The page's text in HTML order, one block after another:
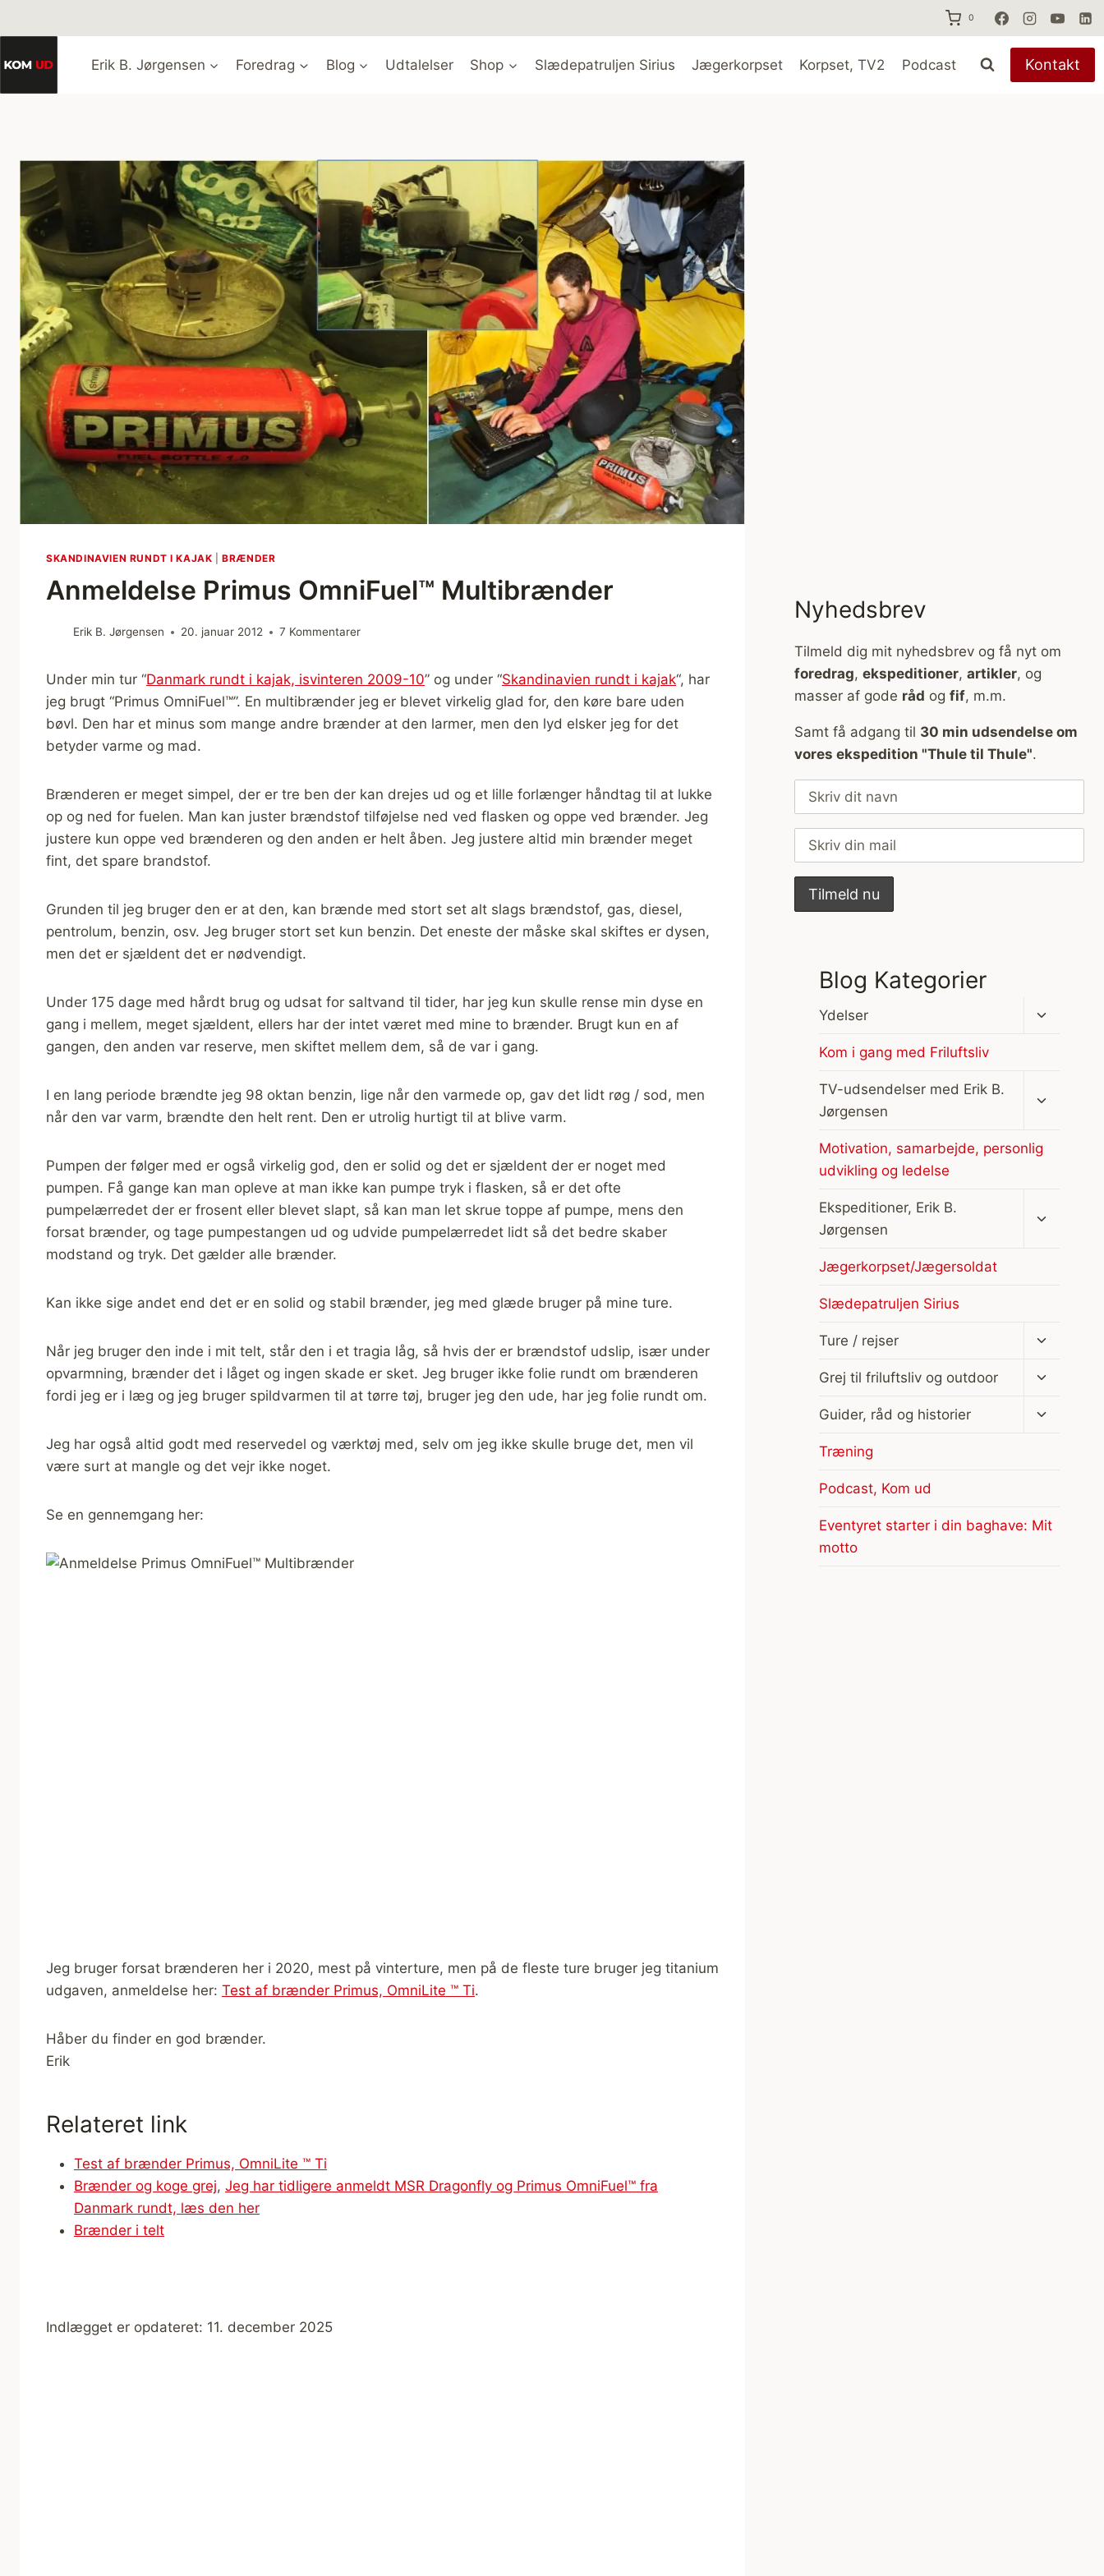
til
0
Erik B. Jørgensen Foredrag Blog Udtalelser Shop Slædepatruljen Sirius Jægerkorpset Korpset, TV2 Podcast Kontakt
SKANDINAVIEN RUNDT I KAJAK |BRÆNDER
Anmeldelse Primus OmniFuel™ Multibrænder
Erik B. Jørgensen 20. januar 2012 7 Kommentarer
Under min tur “Danmark rundt i kajak, isvinteren 2009-10” og under “Skandinavien rundt i kajak“, har
jeg brugt “Primus OmniFuel™”. En multibrænder jeg er blevet virkelig glad for, den køre bare uden
bøvl. Den har et minus som mange andre brænder at den larmer, men den lyd elsker jeg for det
betyder varme og mad.
Brænderen er meget simpel, der er tre ben der kan drejes ud og et lille forlænger håndtag til at lukke
op og ned for fuelen. Man kan juster brændstof tilføjelse ned ved flasken og oppe ved brænder. Jeg
justere kun oppe ved brænderen og den anden er helt åben. Jeg justere altid min brænder meget
fint, det spare brandstof.
Grunden til jeg bruger den er at den, kan brænde med stort set alt slags brændstof, gas, diesel,
pentrolum, benzin, osv. Jeg bruger stort set kun benzin. Det eneste der måske skal skiftes er dysen,
men det er sjældent det er nødvendigt.
Under 175 dage med hårdt brug og udsat for saltvand til tider, har jeg kun skulle rense min dyse en
gang i mellem, meget sjældent, ellers har der intet været med mine to brænder. Brugt kun en af
gangen, den anden var reserve, men skiftet mellem dem, så de var i gang.
I en lang periode brændte jeg 98 oktan benzin, lige når den varmede op, gav det lidt røg / sod, men
når den var varm, brændte den helt rent. Den er utrolig hurtigt til at blive varm.
Pumpen der følger med er også virkelig god, den er solid og det er sjældent der er noget med
pumpen. Få gange kan man opleve at man ikke kan pumpe tryk i flasken, så er det ofte
pumpelærredet der er frosent eller blevet slapt, så kan man let skrue toppe af pumpe, mens den
forsat brænder, og tage pumpestangen ud og udvide pumpelærredet lidt så det bedre skaber
modstand og tryk. Det gælder alle brænder.
Kan ikke sige andet end det er en solid og stabil brænder, jeg med glæde bruger på mine ture.
Når jeg bruger den inde i mit telt, står den i et tragia låg, så hvis der er brændstof udslip, især under
opvarmning, brænder det i låget og ingen skade er sket. Jeg bruger ikke folie rundt om brænderen
fordi jeg er i læg og jeg bruger spildvarmen til at tørre tøj, bruger jeg den ude, har jeg folie rundt om.
Jeg har også altid godt med reservedel og værktøj med, selv om jeg ikke skulle bruge det, men vil
være surt at mangle og det vejr ikke noget.
Se en gennemgang her:
Jeg bruger forsat brænderen her i 2020, mest på vinterture, men på de fleste ture bruger jeg titanium
udgaven, anmeldelse her: Test af brænder Primus, OmniLite ™ Ti.
Håber du finder en god brænder.
Erik
Relateret link
Test af brænder Primus, OmniLite ™ Ti
Brænder og koge grej, Jeg har tidligere anmeldt MSR Dragonfly og Primus OmniFuel™ fra
Danmark rundt, læs den her
Brænder i telt
Indlægget er opdateret: 11. december 2025
Nyhedsbrev
Tilmeld dig mit nyhedsbrev og få nyt om
foredrag, ekspeditioner, artikler, og
masser af gode råd og fif, m.m.
Samt få adgang til 30 min udsendelse om
vores ekspedition "Thule til Thule".
Blog Kategorier
Ydelser
Skift
Kom i gang med Friluftsliv
TV-udsendelser med Erik B.
Jørgensen
Motivation, samarbejde, personlig
udvikling og ledelse
Ekspeditioner, Erik B.
Jørgensen
Jægerkorpset/Jægersoldat
Slædepatruljen Sirius
Ture / rejser
Skift
Grej til friluftsliv og outdoor
Skift
Guider, råd og historier
Skift
Træning
Podcast, Kom ud
Eventyret starter i din baghave: Mit
motto